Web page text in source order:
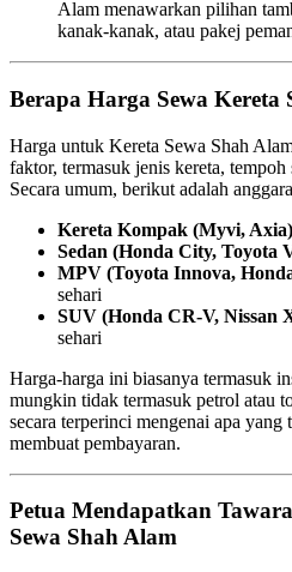
Alam menawarkan pilihan
kanak-kanak, atau pakej
Berapa Harga Sewa Kereta
Harga untuk Kereta Sewa Shah
faktor, termasuk jenis kereta,
Secara umum, berikut adalah
Kereta Kompak (Myvi, Axia)
Sedan (Honda City, Toyota
MPV (Toyota Innova,
sehari
SUV (Honda CR-V, Nissan
sehari
Harga-harga ini biasanya termasuk
mungkin tidak termasuk petrol atau
secara terperinci mengenai apa yang
membuat pembayaran.
Petua Mendapatkan
Sewa Shah Alam